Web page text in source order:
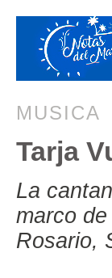
MUSICA
Tarja
La
marco
Rosario,